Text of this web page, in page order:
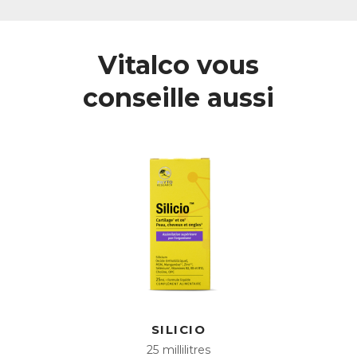
complémentaire pour contribuer à atténuer les gênes
articulaires en normalisant la réponse des articulations aux
La priorité pour les personnes qui se plaignent de gênes
articulaires est de les soulager.
Cartidol a été élaboré pour répondre spécifiquement à
cette problématique : l’ensemble de ses actifs a été
sélectionné pour leur action naturelle sur les raideurs et les
Action sur les gênes articulaires
Les molécules actives que renferment naturellement les
manière complémentaire sur les gênes articulaires.
Vitalco vous
conseille aussi
SILICIO
25 millilitres